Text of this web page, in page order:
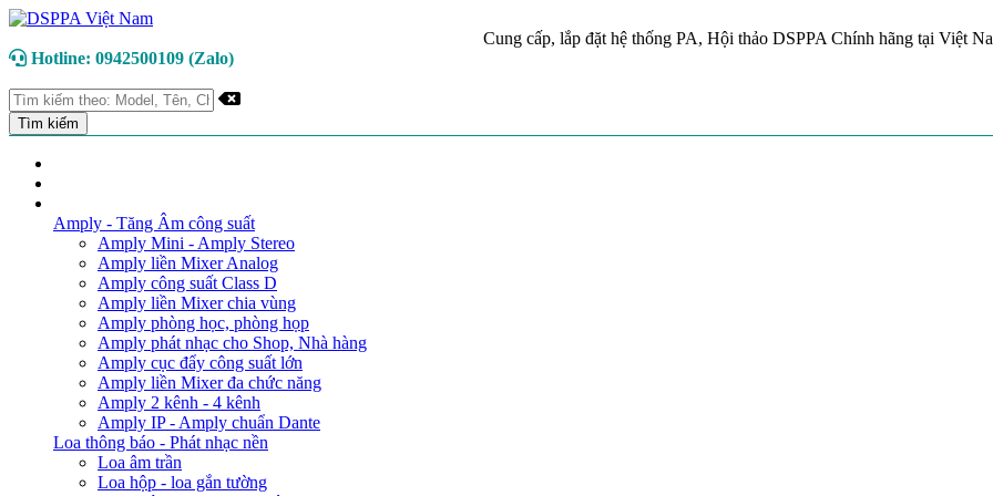
Cung cấp, lắp đặt hệ thống PA, Hội thảo DSPPA Chính hãng tại Việt
Hotline: 0942500109 (Zalo)
Amply - Tăng Âm công suất
Amply Mini - Amply Stereo
Amply liền Mixer Analog
Amply công suất Class D
Amply liền Mixer chia vùng
Amply phòng học, phòng họp
Amply phát nhạc cho Shop, Nhà hàng
Amply cục đẩy công suất lớn
Amply liền Mixer đa chức năng
Amply 2 kênh - 4 kênh
Amply IP - Amply chuẩn Dante
Loa thông báo - Phát nhạc nền
Loa âm trần
Loa hộp - loa gắn tường